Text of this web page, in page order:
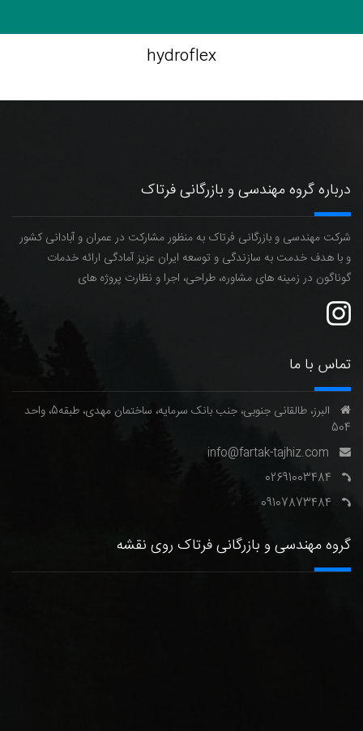
hydroflex
درباره گروه مهندسی و بازرگانی فرتاک
شرکت مهندسی و بازرگانی فرتاک به منظور مشارکت در عمران و آبادانی کشور
و با هدف خدمت به سازندگی و توسعه ایران عزیز آمادگی ارائه خدمات
گوناگون در زمینه های مشاوره، طراحی، اجرا و نظارت پروژه های
تماس با ما
البرز، طالقانی جنوبی، جنب بانک سرمایه، ساختمان مهدی، طبقه5، واحد
504
info@fartak-tajhiz.com
02691003484
09107873484
گروه مهندسی و بازرگانی فرتاک روی نقشه